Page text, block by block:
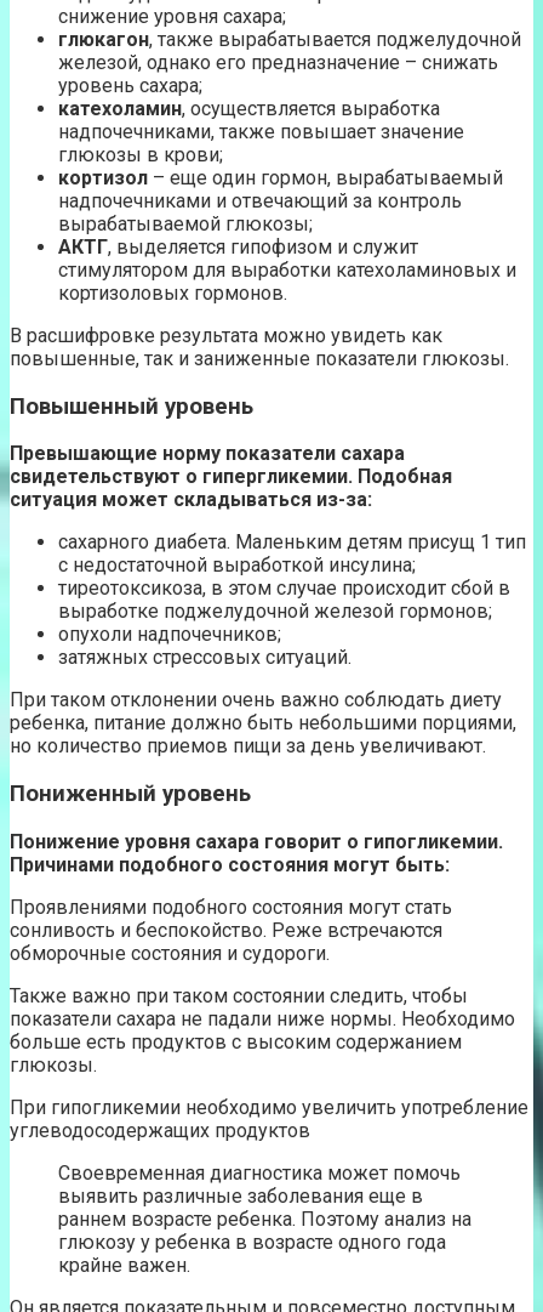
снижение уровня сахара;
глюкагон, также вырабатывается поджелудочной
железой, однако его предназначение – снижать
уровень сахара;
катехоламин, осуществляется выработка
надпочечниками, также повышает значение
глюкозы в крови;
кортизол – еще один гормон, вырабатываемый
надпочечниками и отвечающий за контроль
вырабатываемой глюкозы;
АКТГ, выделяется гипофизом и служит
стимулятором для выработки катехоламиновых и
кортизоловых гормонов.
В расшифровке результата можно увидеть как
повышенные, так и заниженные показатели глюкозы.
Повышенный уровень
Превышающие норму показатели сахара
свидетельствуют о гипергликемии. Подобная
ситуация может складываться из-за:
сахарного диабета. Маленьким детям присущ 1 тип
с недостаточной выработкой инсулина;
тиреотоксикоза, в этом случае происходит сбой в
выработке поджелудочной железой гормонов;
опухоли надпочечников;
затяжных стрессовых ситуаций.
При таком отклонении очень важно соблюдать диету
ребенка, питание должно быть небольшими порциями,
но количество приемов пищи за день увеличивают.
Пониженный уровень
Понижение уровня сахара говорит о гипогликемии.
Причинами подобного состояния могут быть:
Проявлениями подобного состояния могут стать
сонливость и беспокойство. Реже встречаются
обморочные состояния и судороги.
Также важно при таком состоянии следить, чтобы
показатели сахара не падали ниже нормы. Необходимо
больше есть продуктов с высоким содержанием
глюкозы.
При гипогликемии необходимо увеличить употребление
углеводосодержащих продуктов
Своевременная диагностика может помочь
выявить различные заболевания еще в
раннем возрасте ребенка. Поэтому анализ на
глюкозу у ребенка в возрасте одного года
крайне важен.
Он является показательным и повсеместно доступным.